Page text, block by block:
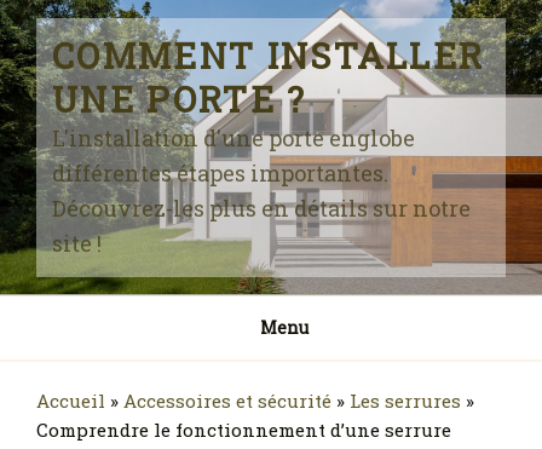
Skip
to
contentCOMMENT INSTALLER
UNE PORTE ?
L'installation d'une porte englobe
différentes étapes importantes.
Découvrez-les plus en détails sur notre
site !
Menu
Accueil » Accessoires et sécurité » Les serrures »
Comprendre le fonctionnement d’une serrure